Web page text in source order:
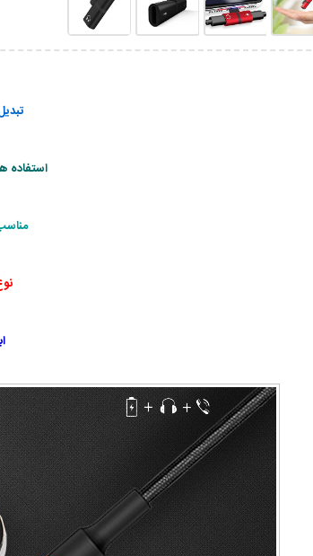
تبدیل 1 به 2 سوکت
استفاده
مناسب